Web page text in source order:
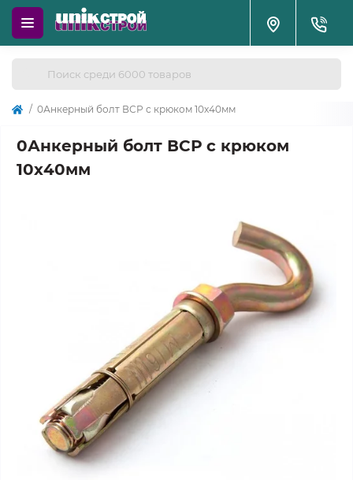
0Анкерный болт ВСР с крюком 10х40мм
0Анкерный болт ВСР с крюком
10х40мм